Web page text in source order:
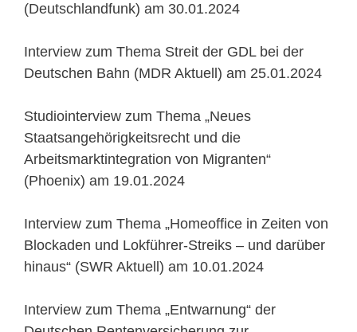
(Deutschlandfunk) am 30.01.2024
Interview zum Thema Streit der GDL bei der
Deutschen Bahn (MDR Aktuell) am 25.01.2024
Studiointerview zum Thema „Neues
Staatsangehörigkeitsrecht und die
Arbeitsmarktintegration von Migranten“
(Phoenix) am 19.01.2024
Interview zum Thema „Homeoffice in Zeiten von
Blockaden und Lokführer-Streiks – und darüber
hinaus“ (SWR Aktuell) am 10.01.2024
Interview zum Thema „Entwarnung“ der